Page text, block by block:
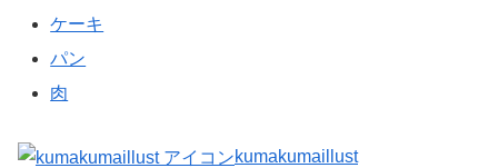
ケーキ
パン
肉
kumakumaillust